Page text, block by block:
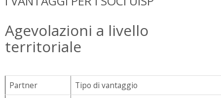
Agevolazioni a livello
territoriale
Partner
Tipo di vantaggio